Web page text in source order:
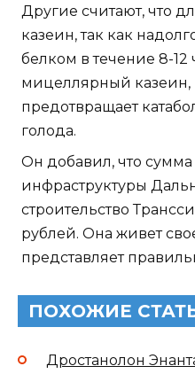
Другие считают, что
казеин, так как
белком в течение 8-12
мицеллярный казеин,
предотвращает
голода.
Он добавил, что сумма
инфраструктуры
строительство
рублей. Она живет
представляет
ПОХОЖИЕ
Дростанолон